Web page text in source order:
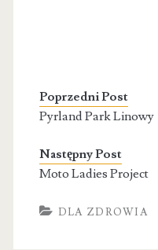
Poprzedni Post
Pyrland Park Linowy
Następny Post
Moto Ladies Project
DLA ZDROWIA